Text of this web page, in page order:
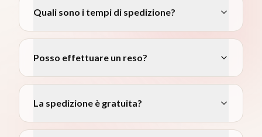
Quali sono i tempi di spedizione?
Posso effettuare un reso?
La spedizione è gratuita?